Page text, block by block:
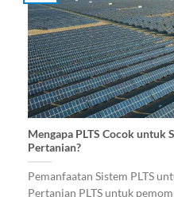
Mengapa PLTS Cocok untuk
Pertanian?
Pemanfaatan Sistem PLTS
Pertanian PLTS untuk